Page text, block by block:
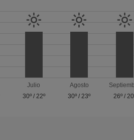
Julio
30º/ 22º
Agosto
30º /23º
26º/